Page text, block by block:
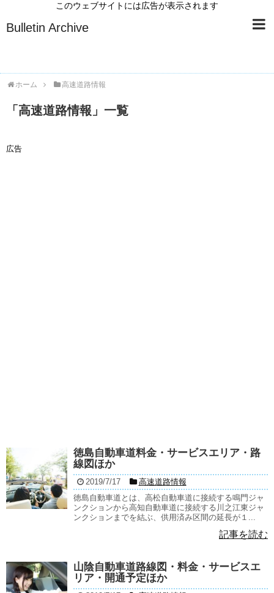
Bulletin Archive
ホーム 高速道路情報
「 高速道路情報 」 一覧
広告
徳島自動車道料金・サービスエリア・路
線図ほか
2019/7/17
高速道路情報
徳島自動車道とは、高松自動車道に接続する鳴門ジャ
ンクションから高知自動車道に接続する川之江東ジャ
ンクションまでを結ぶ、供用済み区間の延長が１...
記事を読む
山陰自動車道路線図・料金・サービスエ
リア・開通予定ほか